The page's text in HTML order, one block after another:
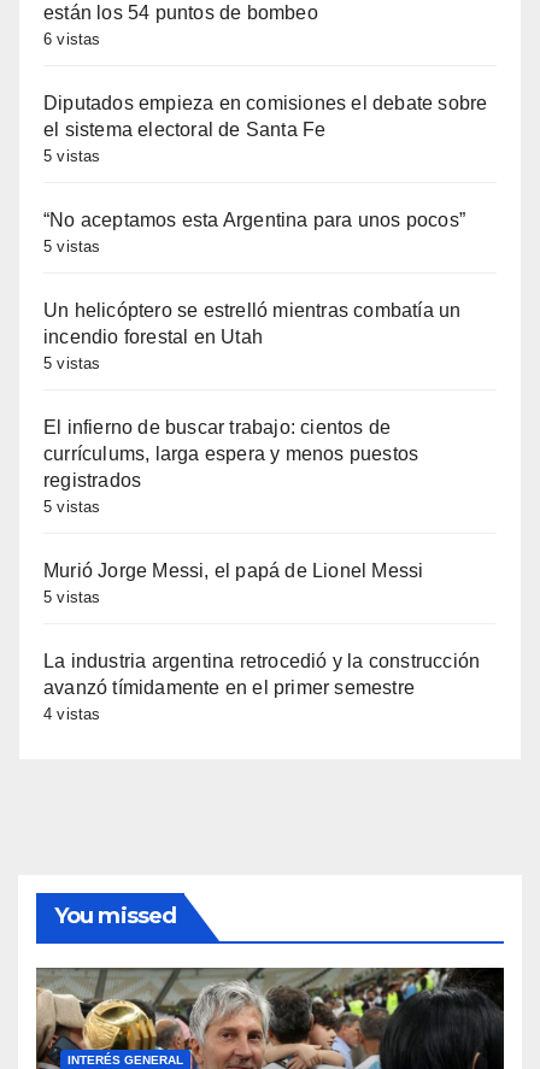
están los 54 puntos de bombeo
6 vistas
Diputados empieza en comisiones el debate sobre
el sistema electoral de Santa Fe
5 vistas
“No aceptamos esta Argentina para unos pocos”
5 vistas
Un helicóptero se estrelló mientras combatía un
incendio forestal en Utah
5 vistas
El infierno de buscar trabajo: cientos de
currículums, larga espera y menos puestos
registrados
5 vistas
Murió Jorge Messi, el papá de Lionel Messi
5 vistas
La industria argentina retrocedió y la construcción
avanzó tímidamente en el primer semestre
4 vistas
You missed
INTERÉS GENERAL